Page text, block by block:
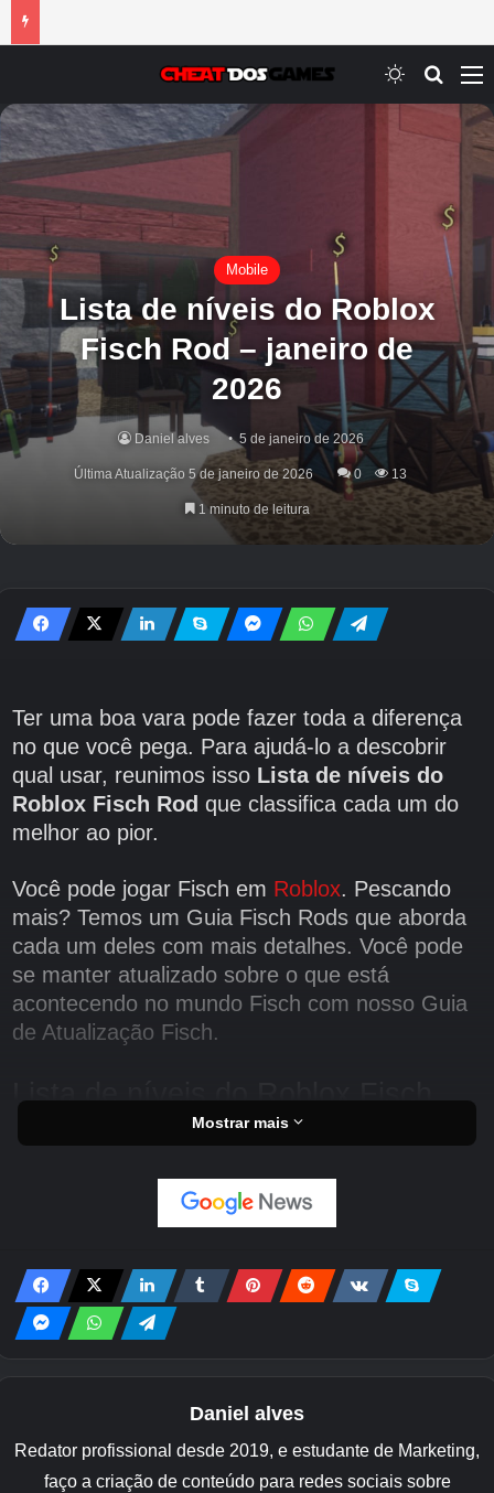
Switch skin
Mobile
Lista de níveis do Roblox
Fisch Rod – janeiro de
2026
Daniel alves 5 de janeiro de 2026
Última Atualização 5 de janeiro de 2026 0 13
1 minuto de leitura
Ter uma boa vara pode fazer toda a diferença
no que você pega. Para ajudá-lo a descobrir
qual usar, reunimos isso Lista de níveis do
Roblox Fisch Rod que classifica cada um do
melhor ao pior.
Você pode jogar Fisch em Roblox. Pescando
mais? Temos um Guia Fisch Rods que aborda
cada um deles com mais detalhes. Você pode
se manter atualizado sobre o que está
acontecendo no mundo Fisch com nosso Guia
de Atualização Fisch.
Lista de níveis do Roblox Fisch
Rod
Vamos entrar no ranking!
As melhores varas disponíveis! Eles farão com
que você pesque peixes rapidamente, então
certifique-se de usá-los.
Haste Tryhard
Mostrar mais
Daniel alves
Redator profissional desde 2019, e estudante de Marketing,
faço a criação de conteúdo para redes sociais sobre